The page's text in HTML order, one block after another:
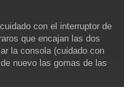
con el interruptor de
que encajan las dos
la consola (cuidado con
nuevo las gomas de las